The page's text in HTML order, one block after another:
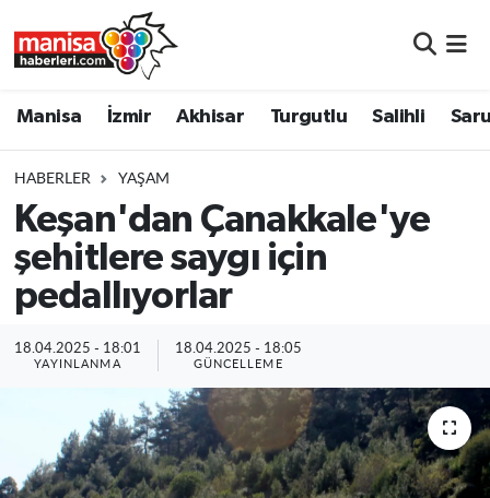
Manisa İzmir Akhisar Turgutlu Salihli
HABERLER YAŞAM
Keşan'dan Çanakkale'ye
şehitlere saygı için
pedallıyorlar
18.04.2025 - 18:01
YAYINLANMA
18.04.2025 - 18:05
GÜNCELLEME
Turgutlu
Salihli
Saruhanlı
Soma
Resmi İlanlar
Manisa Nöbetçi Eczaneler
Manisa Trafik Yoğunluk Haritası
Süper Lig Puan Durumu ve Fikstür
Tüm Manşetler
Son Dakika Haberleri
Haber Arşivi